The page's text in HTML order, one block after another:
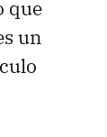
que
un